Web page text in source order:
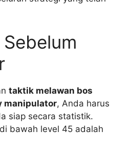
taktik melawan bos
manipulator, Anda harus
siap secara statistik.
bawah level 45 adalah